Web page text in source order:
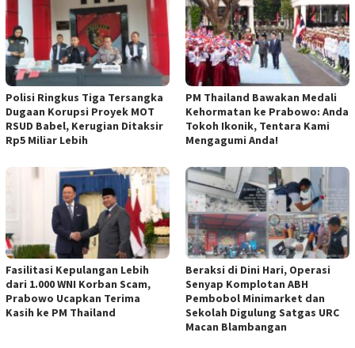
Polisi Ringkus Tiga Tersangka
Dugaan Korupsi Proyek MOT
RSUD Babel, Kerugian Ditaksir
Rp5 Miliar Lebih
PM Thailand Bawakan Medali
Kehormatan ke Prabowo: Anda
Tokoh Ikonik, Tentara Kami
Mengagumi Anda!
Fasilitasi Kepulangan Lebih
dari 1.000 WNI Korban Scam,
Prabowo Ucapkan Terima
Kasih ke PM Thailand
Beraksi di Dini Hari, Operasi
Senyap Komplotan ABH
Pembobol Minimarket dan
Sekolah Digulung Satgas URC
Macan Blambangan